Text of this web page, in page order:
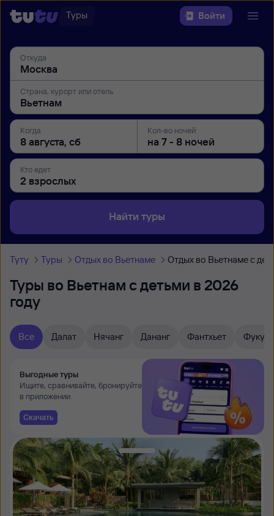
Туры Войти
Откуда
Страна, курорт или отель
Когда Кол-во ночей
Кто едет
Найти туры
Туту Туры Отдых во Вьетнаме Отдых во Вьетнаме с
Туры во Вьетнам с детьми в 2026
году
Все Далат Нячанг Дананг Фантхьет Фукуок
Выгодные туры
Ищите, сравнивайте, бронируйте
в приложении
Скачать